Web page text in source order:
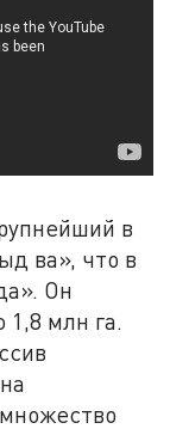
в
ва», что в
Он
млн га.